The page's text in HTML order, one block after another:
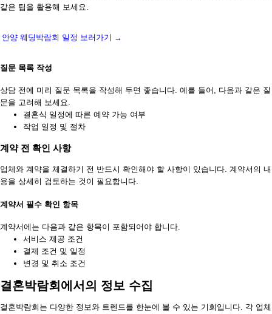
같은 팁을 활용해 보세요.
안양 웨딩박람회 일정 보러가기 →
질문 목록 작성
상담 전에 미리 질문 목록을 작성해 두면 좋습니다. 예를 들어, 다음과 같은 질
문을 고려해 보세요.
결혼식 일정에 따른 예약 가능 여부
작업 일정 및 절차
계약 전 확인 사항
업체와 계약을 체결하기 전 반드시 확인해야 할 사항이 있습니다. 계약서의 내
용을 상세히 검토하는 것이 필요합니다.
계약서 필수 확인 항목
계약서에는 다음과 같은 항목이 포함되어야 합니다.
서비스 제공 조건
결제 조건 및 일정
변경 및 취소 조건
결혼박람회에서의 정보 수집
결혼박람회는 다양한 정보와 트렌드를 한눈에 볼 수 있는 기회입니다. 각 업체